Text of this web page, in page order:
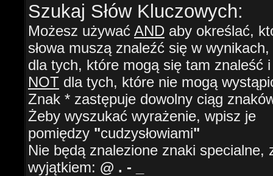
Szukaj Słów Kluczowych:
Możesz używać AND aby określać,
słowa muszą znaleźć się w wynikach,
dla tych, które mogą się tam znaleść i
NOT dla tych, które nie mogą
Znak * zastępuje dowolny ciąg
Żeby wyszukać wyrażenie, wpisz je
pomiędzy "cudzysłowiami"
Nie będą znalezione znaki specialne,
wyjątkiem: @ . - _